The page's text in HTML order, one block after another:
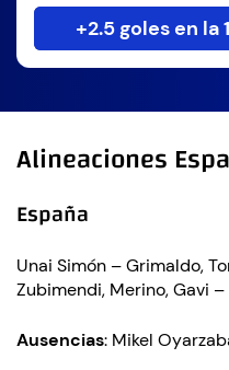
+2.5 goles en la
Alineaciones
España
Unai Simón – Grimaldo,
Zubimendi, Merino, Gavi
Ausencias: Mikel